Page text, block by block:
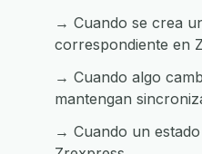
→ Cuando se crea
correspondiente en
→ Cuando algo
mantengan
→ Cuando un